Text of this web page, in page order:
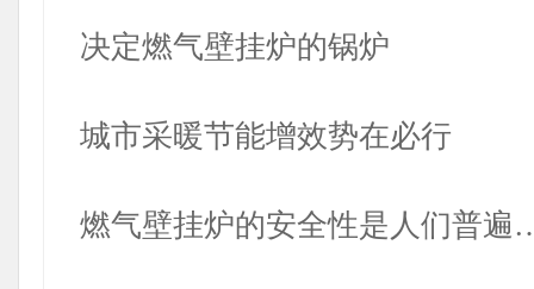
决定燃气壁挂炉的锅炉
城市采暖节能增效势在必行
燃气壁挂炉的安全性是人们普遍